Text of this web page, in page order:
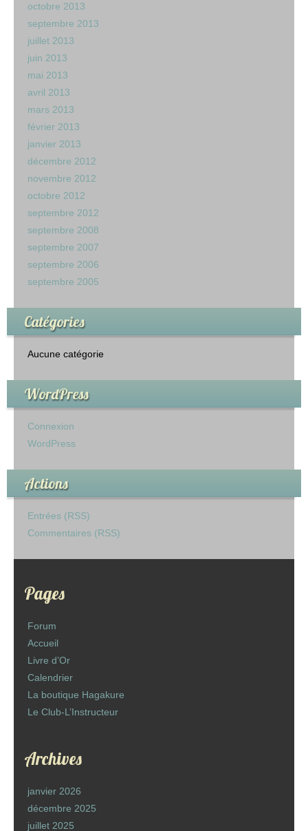
octobre 2013
septembre 2013
juillet 2013
juin 2013
mai 2013
avril 2013
mars 2013
février 2013
janvier 2013
décembre 2012
novembre 2012
octobre 2012
septembre 2012
septembre 2008
septembre 2007
septembre 2006
septembre 2005
Catégories
Aucune catégorie
WordPress
Connexion
WordPress
Actions
Entrées (RSS)
Commentaires (RSS)
Pages
Forum
Accueil
Livre d’Or
Calendrier
La boutique Hagakure
Le Club-L’Instructeur
Archives
janvier 2026
décembre 2025
juillet 2025